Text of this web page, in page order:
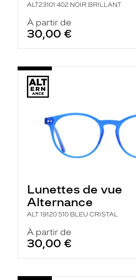
ALT23101 402 NOIR BRILLANT
À partir de
30,00 €
Lunettes de vue
Alternance
ALT 19120 510 BLEU CRISTAL
À partir de
30,00 €